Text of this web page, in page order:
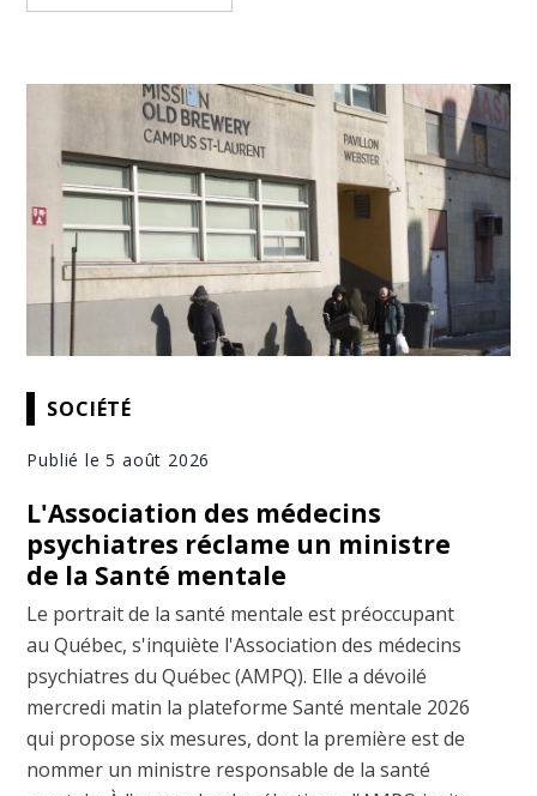
SOCIÉTÉ
Publié le 5 août 2026
L'Association des médecins
psychiatres réclame un ministre
de la Santé mentale
Le portrait de la santé mentale est préoccupant
au Québec, s'inquiète l'Association des médecins
psychiatres du Québec (AMPQ). Elle a dévoilé
mercredi matin la plateforme Santé mentale 2026
qui propose six mesures, dont la première est de
nommer un ministre responsable de la santé